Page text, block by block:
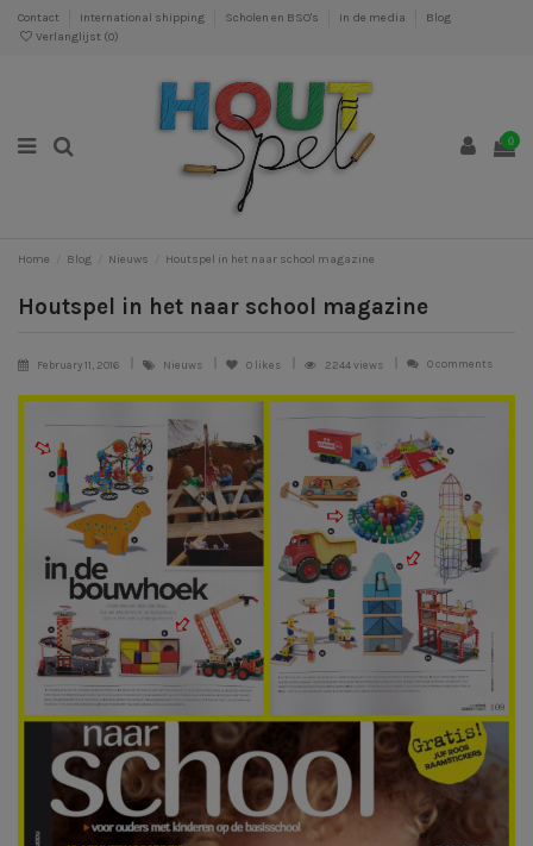
Contact International shipping Scholen en BSO's In de media
Blog
Verlanglijst (0)
0
Home Blog Nieuws Houtspel in het naar school magazine
Houtspel in het naar school magazine
February 11, 2016 Nieuws 0 likes 2244 views 0 comments